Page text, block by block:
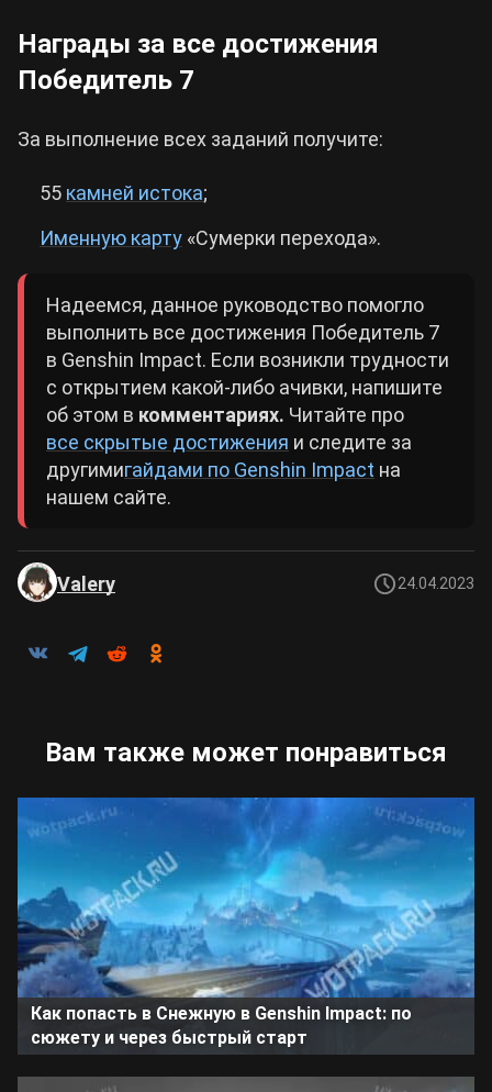
Награды за все достижения
Победитель 7
За выполнение всех заданий получите:
55 камней истока;
Именную карту «Сумерки перехода».
Надеемся, данное руководство помогло
выполнить все достижения Победитель 7
в Genshin Impact. Если возникли трудности
с открытием какой-либо ачивки, напишите
об этом в комментариях. Читайте про
все скрытые достижения и следите за
другимигайдами по Genshin Impact на
нашем сайте.
Valery 24.04.2023
Вам также может понравиться
Как попасть в Снежную в Genshin Impact: по
сюжету и через быстрый старт